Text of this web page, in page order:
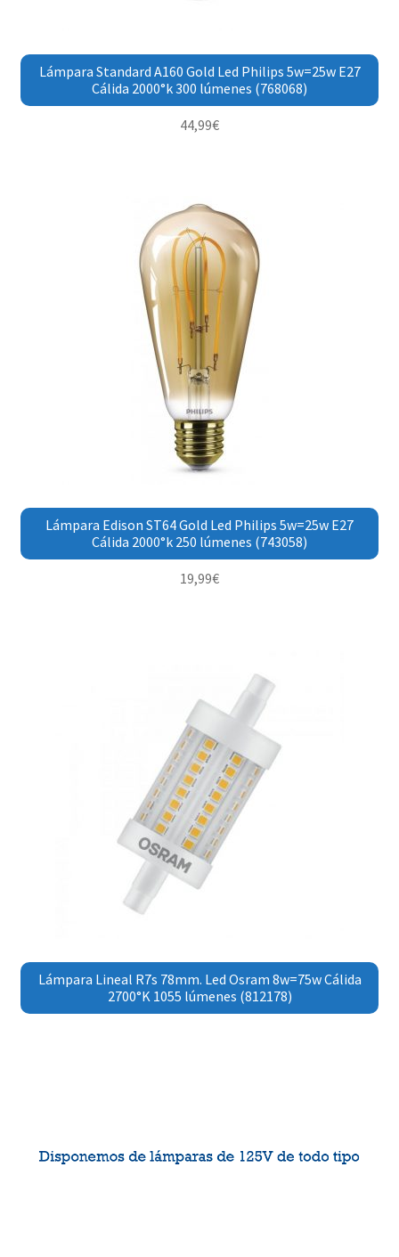
Lámpara Standard A160 Gold Led Philips 5w=25w E27
Cálida 2000°k 300 lúmenes (768068)
44,99€
Lámpara Edison ST64 Gold Led Philips 5w=25w E27
Cálida 2000°k 250 lúmenes (743058)
19,99€
Lámpara Lineal R7s 78mm. Led Osram 8w=75w Cálida
2700°K 1055 lúmenes (812178)